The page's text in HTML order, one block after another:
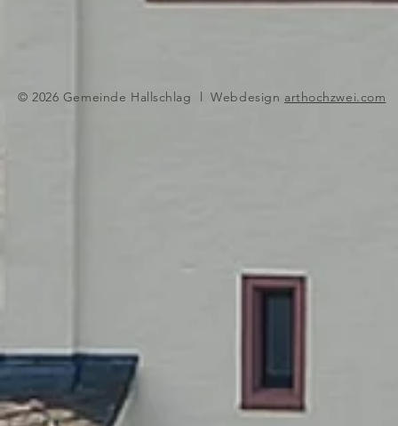
© 2026 Gemeinde Hallschlag l Webdesign arthochzwei.com